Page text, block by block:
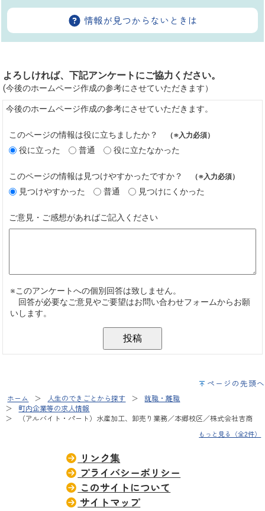
情報が見つからないときは
ページの先頭へ
ホーム 人生のできごとから探す
就職・離職
町内企業等の求人情報
（アルバイト・パート）水産加工、卸売り業務／本郷校区／株式会社吉商
もっと見る（全2件）
リンク集
プライバシーポリシー
このサイトについて
サイトマップ